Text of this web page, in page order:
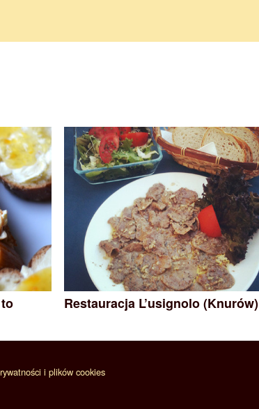
Restauracja L’usignolo (Knurów)
i plików cookies